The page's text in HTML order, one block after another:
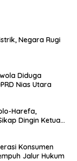
Negara Rugi
Diduga
Nias Utara
Harefa,
Dingin Ketua
Konsumen
Jalur Hukum